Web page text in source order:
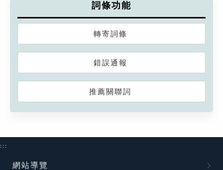
詞條功能
轉寄詞條
錯誤通報
推薦關聯詞
:::
網站導覽